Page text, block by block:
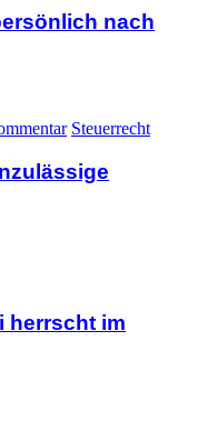
nach
Steuerrecht
herrscht im